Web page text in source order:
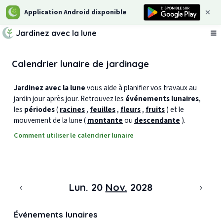
Application Android disponible
Jardinez avec la lune
Calendrier lunaire de jardinage
Jardinez avec la lunevous aide à planifier vos travaux au
jardin jour après jour. Retrouvez les événements lunaires,
les périodes(racines, feuilles, fleurs, fruits) et le
mouvement de la lune (montanteou descendante ).
Comment utiliser le calendrier lunaire
‹ Lun. 20 Nov. 2028 ›
Événements lunaires